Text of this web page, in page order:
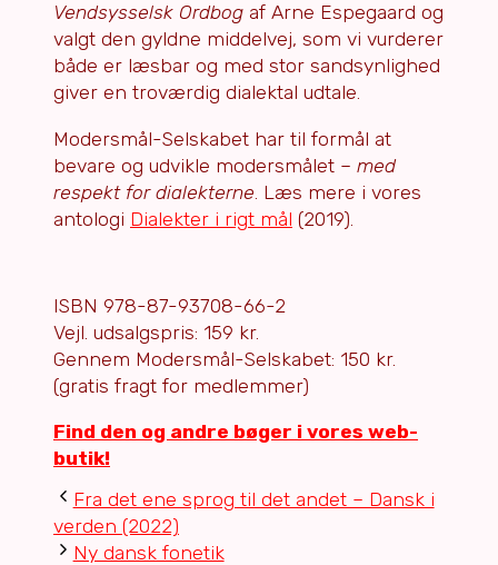
Vendsysselsk Ordbog af Arne Espegaard og
valgt den gyldne middelvej, som vi vurderer
både er læsbar og med stor sandsynlighed
giver en troværdig dialektal udtale.
Modersmål-Selskabet har til formål at
bevare og udvikle modersmålet – med
respekt for dialekterne . Læs mere i vores
antologi Dialekter i rigt mål (2019).
ISBN 978-87-93708-66-2
Vejl. udsalgspris: 159 kr.
Gennem Modersmål-Selskabet: 150 kr.
(gratis fragt for medlemmer)
Find den og andre bøger i vores web-
butik!
Fra det ene sprog til det andet – Dansk i
verden (2022)
Ny dansk fonetik